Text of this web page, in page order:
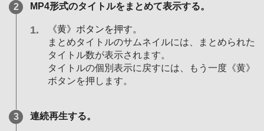
MP4形式のタイトルをまとめて表示する。
《黄》ボタンを押す。
まとめタイトルのサムネイルには、まとめられた
タイトル数が表示されます。
タイトルの個別表示に戻すには、もう一度《黄》
ボタンを押します。
連続再生する。